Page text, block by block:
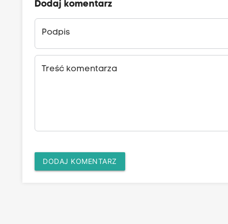
Dodaj komentarz
Podpis
Treść komentarza
DODAJ KOMENTARZ